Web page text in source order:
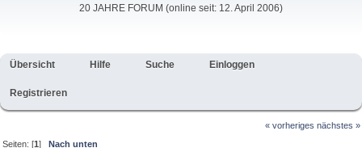
20 JAHRE FORUM (online seit: 12. April 2006)
Übersicht Hilfe Suche Einloggen
Registrieren
« vorheriges nächstes »
Seiten: [1]Nach unten